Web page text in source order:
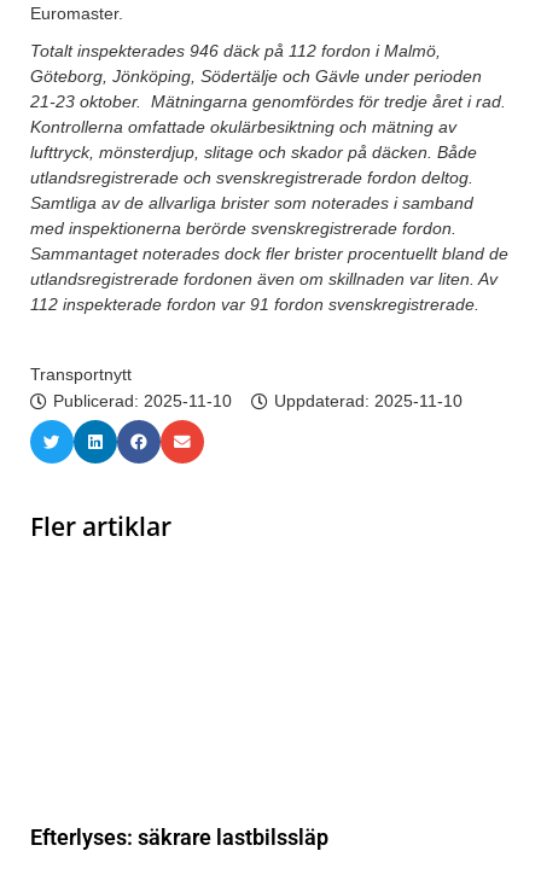
Euromaster.
Totalt inspekterades 946 däck på 112 fordon i Malmö,
Göteborg, Jönköping, Södertälje och Gävle under perioden
21-23 oktober. Mätningarna genomfördes för tredje året i rad.
Kontrollerna omfattade okulärbesiktning och mätning av
lufttryck, mönsterdjup, slitage och skador på däcken. Både
utlandsregistrerade och svenskregistrerade fordon deltog.
Samtliga av de allvarliga brister som noterades i samband
med inspektionerna berörde svenskregistrerade fordon.
Sammantaget noterades dock fler brister procentuellt bland de
utlandsregistrerade fordonen även om skillnaden var liten. Av
112 inspekterade fordon var 91 fordon svenskregistrerade.
Transportnytt
Publicerad: 2025-11-10 Uppdaterad: 2025-11-10
Fler artiklar
Efterlyses: säkrare lastbilssläp